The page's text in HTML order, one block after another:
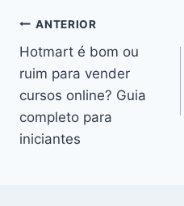
ANTERIOR
Hotmart é bom ou
ruim para vender
cursos online? Guia
completo para
iniciantes